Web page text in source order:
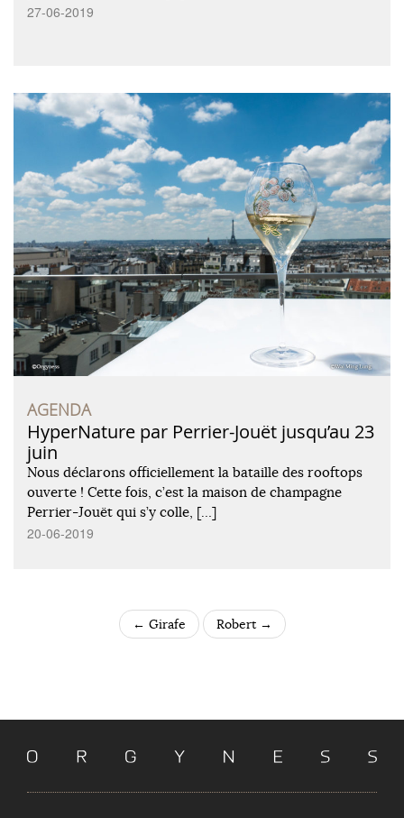
27-06-2019
AGENDA
HyperNature par Perrier-Jouët jusqu’au 23
juin
Nous déclarons officiellement la bataille des rooftops
ouverte ! Cette fois, c’est la maison de champagne
Perrier-Jouët qui s’y colle, […]
20-06-2019
POST NAVIGATION
← Girafe Robert →